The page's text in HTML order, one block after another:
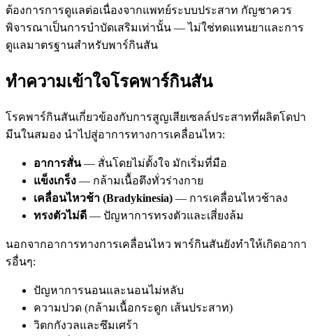
ต้องการการดูแลต่อเนื่องจากแพทย์ระบบประสาท กัญชาควร
พิจารณาเป็นการบำบัดเสริมเท่านั้น — ไม่ใช่ทดแทนยาและการ
ดูแลมาตรฐานสำหรับพาร์กินสัน
ทำความเข้าใจโรคพาร์กินสัน
โรคพาร์กินสันเกี่ยวข้องกับการสูญเสียเซลล์ประสาทที่ผลิตโดปา
มีนในสมอง นำไปสู่อาการทางการเคลื่อนไหว:
อาการสั่น— สั่นโดยไม่ตั้งใจ มักเริ่มที่มือ
แข็งเกร็ง — กล้ามเนื้อตึงทั่วร่างกาย
เคลื่อนไหวช้า (Bradykinesia) — การเคลื่อนไหวช้าลง
ทรงตัวไม่ดี — ปัญหาการทรงตัวและเสี่ยงล้ม
นอกจากอาการทางการเคลื่อนไหว พาร์กินสันยังทำให้เกิดอากา
รอื่นๆ:
ปัญหาการนอนและนอนไม่หลับ
ความปวด (กล้ามเนื้อกระดูก เส้นประสาท)
วิตกกังวลและซึมเศร้า